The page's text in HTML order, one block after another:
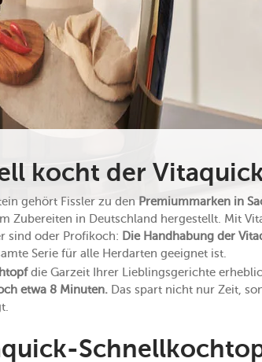
kocht der
gehört Fissler zu denPremiummarken in
Zubereiten in Deutschland hergestellt. Mit
sind oder Profikoch: Die Handhabung der
Serie für alle Herdarten geeignet ist.
die Garzeit Ihrer Lieblingsgerichte
etwa 8 Minuten. Das spart nicht nur Zeit,